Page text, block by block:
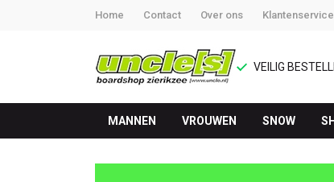
Home Contact Over ons Klantenservice
VEILIG
MANNEN VROUWEN SNOW
Brixton